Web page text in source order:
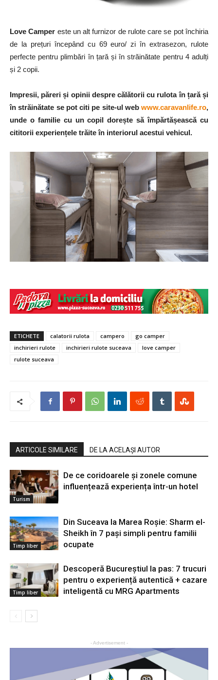
Love Camper este un alt furnizor de rulote care se pot închiria
de la prețuri începând cu 69 euro/ zi în extrasezon, rulote
perfecte pentru plimbări în țară și în străinătate pentru 4 adulți
și 2 copii.
Impresii, păreri și opinii despre călătorii cu rulota în țară și
în străinătate se pot citi pe site-ul web www.caravanlife.ro,
unde o familie cu un copil dorește să împărtășească cu
cititorii experiențele trăite în interiorul acestui vehicul.
ETICHETE calatorii rulota campero
go camper
inchirieri rulote
inchirieri rulote suceava
love camper
rulote suceava
ARTICOLE SIMILARE DE LA ACELAȘI AUTOR
Turism
De ce coridoarele și zonele comune
influențează experiența într-un hotel
Timp liber
Din Suceava la Marea Roșie: Sharm el-
Sheikh în 7 pași simpli pentru familii
ocupate
Timp liber
Descoperă Bucureștiul la pas: 7 trucuri
pentru o experiență autentică + cazare
inteligentă cu MRG Apartments
- Advertisement -